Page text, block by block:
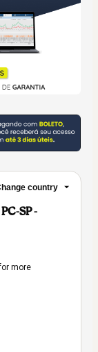
country
SP -
more